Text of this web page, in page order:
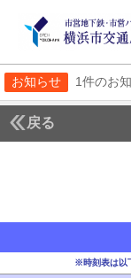
お知らせ 1件のお
戻る
※時刻表は以